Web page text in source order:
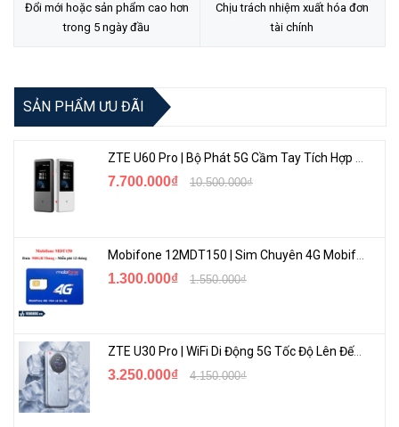
Đổi mới hoặc sản phẩm cao hơn
trong 5 ngày đầu
Chịu trách nhiệm xuất hóa đơn
tài chính
SẢN PHẨM ƯU ĐÃI
ZTE U60 Pro | Bộ Phát 5G Cầm Tay Tích Hợp Công Nghệ WiFi 7, Pin 10000mAh
7.700.000₫ 10.500.000₫
1.300.000₫ 1.550.000₫
ZTE U30 Pro | WiFi Di Động 5G Tốc Độ Lên Đến 500Mbps, Màn Hình Cảm Ứng
3.250.000₫ 4.150.000₫